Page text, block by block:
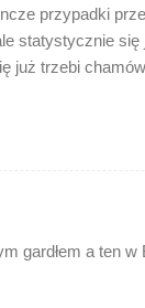
przypadki
statystycznie się
już trzebi
gardłem a ten w